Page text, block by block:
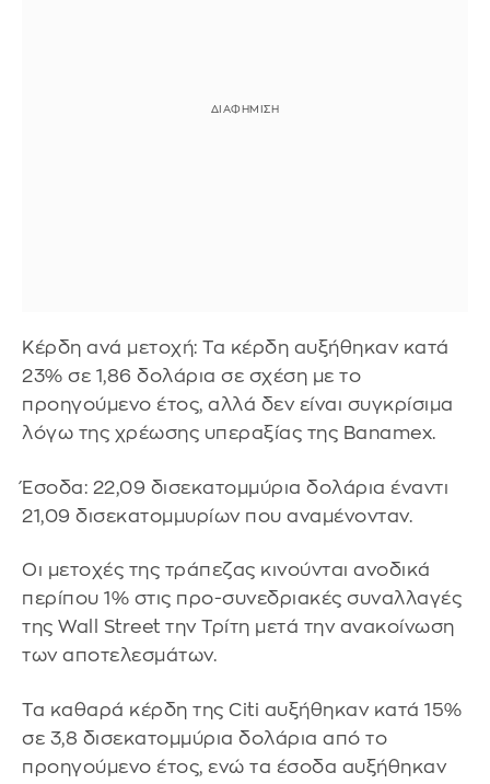
Κέρδη ανά μετοχή: Τα κέρδη αυξήθηκαν κατά
23% σε 1,86 δολάρια σε σχέση με το
προηγούμενο έτος, αλλά δεν είναι συγκρίσιμα
λόγω της χρέωσης υπεραξίας της Banamex.
Έσοδα: 22,09 δισεκατομμύρια δολάρια έναντι
21,09 δισεκατομμυρίων που αναμένονταν.
Οι μετοχές της τράπεζας κινούνται ανοδικά
περίπου 1% στις προ-συνεδριακές συναλλαγές
της Wall Street την Τρίτη μετά την ανακοίνωση
των αποτελεσμάτων.
Τα καθαρά κέρδη της Citi αυξήθηκαν κατά 15%
σε 3,8 δισεκατομμύρια δολάρια από το
προηγούμενο έτος, ενώ τα έσοδα αυξήθηκαν